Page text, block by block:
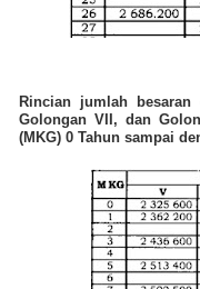
Rincian jumlah
Golongan VII, dan
(MKG) 0 Tahun sampai